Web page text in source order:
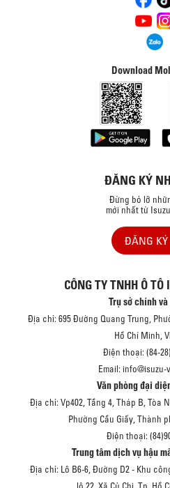
Download
ĐĂNG KÝ
Đừng bỏ lỡ
mới nhất từ
ĐĂNG KÝ
CÔNG TY TNHH Ô
Trụ sở chính và
Địa chỉ: 695 Đường Quang Trung,
Hồ Chí Minh,
Điện thoại: (84-
Email:
Văn phòng đại
Địa chỉ: Vp402, Tầng 4, Tháp B, Tòa
Phường Cầu Giấy, Thành
Điện thoại:
Trung tâm dịch vụ hậu
Địa chỉ: Lô B6-6, Đường D2 - Khu
lộ 22, Xã Củ Chi, Tp. Hồ